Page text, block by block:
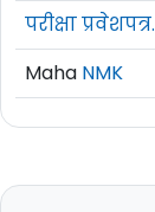
परीक्षा प्रवेशपत्र.
Maha NMK